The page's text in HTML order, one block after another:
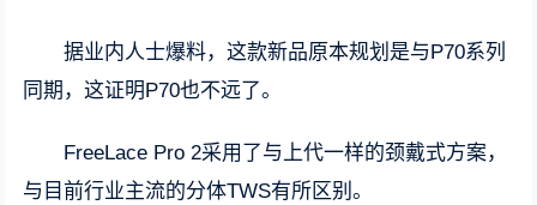
据业内人士爆料，这款新品原本规划是与P70系列
同期，这证明P70也不远了。
FreeLace Pro 2采用了与上代一样的颈戴式方案，
与目前行业主流的分体TWS有所区别。